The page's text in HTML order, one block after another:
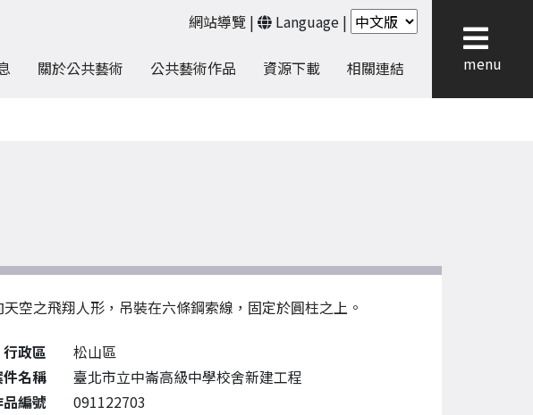
網站導覽 | Language |
關於公共藝術 公共藝術作品 資源下載 相關連結 menu
空之飛翔人形，吊裝在六條鋼索線，固定於圓柱之上。
品詳細資料
行政區
松山區
名稱
臺北市立中崙高級中學校舍新建工程
編號
091122703